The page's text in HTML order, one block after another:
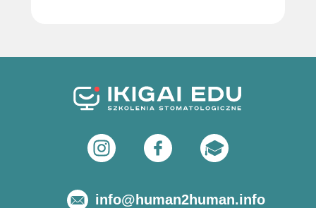
info@human2human.info